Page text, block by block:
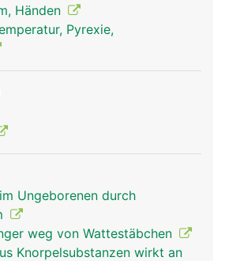
Händen
Pyrexie,
Ungeborenen durch
weg von Wattestäbchen
Knorpelsubstanzen wirkt an